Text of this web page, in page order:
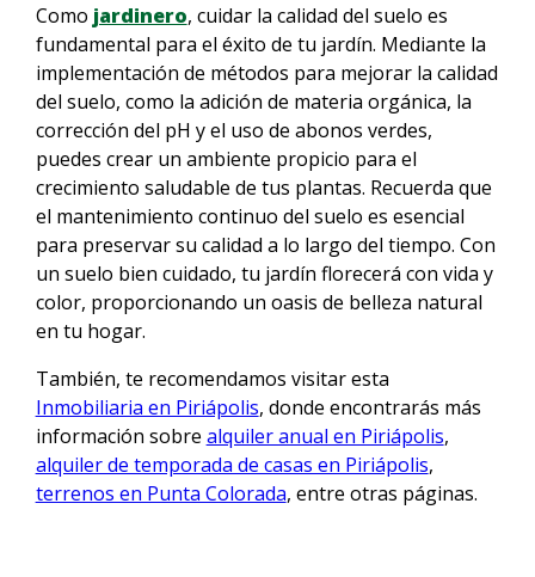
Como jardinero, cuidar la calidad del suelo es
fundamental para el éxito de tu jardín. Mediante la
implementación de métodos para mejorar la calidad
del suelo, como la adición de materia orgánica, la
corrección del pH y el uso de abonos verdes,
puedes crear un ambiente propicio para el
crecimiento saludable de tus plantas. Recuerda que
el mantenimiento continuo del suelo es esencial
para preservar su calidad a lo largo del tiempo. Con
un suelo bien cuidado, tu jardín florecerá con vida y
color, proporcionando un oasis de belleza natural
en tu hogar.
También, te recomendamos visitar esta
Inmobiliaria en Piriápolis, donde encontrarás más
información sobre alquiler anual en Piriápolis,
alquiler de temporada de casas en Piriápolis,
terrenos en Punta Colorada, entre otras páginas.